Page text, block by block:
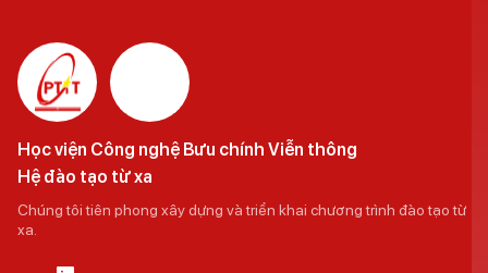
Học viện Công nghệ Bưu chính Viễn thông
Hệ đào tạo từ xa
Chúng tôi tiên phong xây dựng và triển khai chương trình đào tạo từ
xa.